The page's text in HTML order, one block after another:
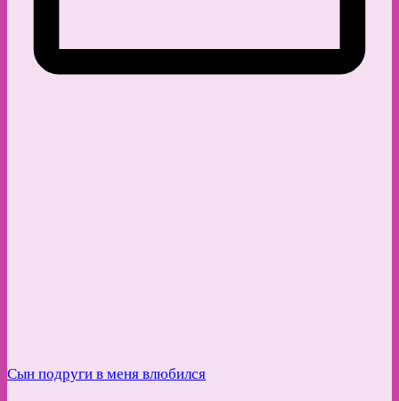
Сын подруги в меня влюбился